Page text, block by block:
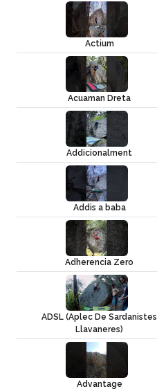
Actium
Acuaman Dreta
Addicionalment
Addis a baba
Adherencia Zero
ADSL (Aplec De Sardanistes
Llavaneres)
Advantage